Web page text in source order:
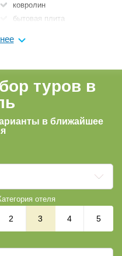
ковролин
бытовая плита
кондиционер
конференц-зал
завтрак
обслуживание номеров
регистрация
велосипеды
Парковка
Банкомат
туров в
в ближайшее
отеля
2 3 4 5